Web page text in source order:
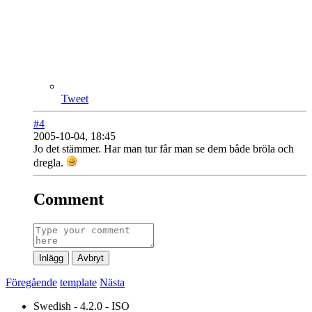
Tweet
#4
2005-10-04, 18:45
Jo det stämmer. Har man tur får man se dem både bröla och
dregla.
Comment
Inlägg Avbryt
Föregående template Nästa
Swedish - 4.2.0 - ISO